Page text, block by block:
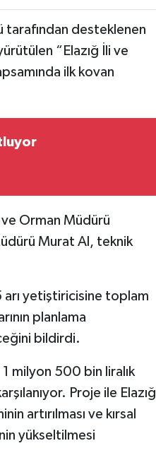
tarafından desteklenen
“Elazığ İli ve
ilk kovan
ve Orman Müdürü
Murat Al, teknik
yetiştiricisine toplam
planlama
bildirdi.
milyon 500 bin liralık
Proje ile Elazığ
artırılması ve kırsal
yükseltilmesi